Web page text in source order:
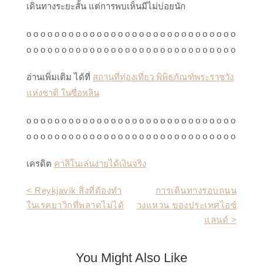
เดินทางระยะสั้น แต่การพบเห็นมีไม่บ่อยนัก
o o o o o o o o o o o o o o o o o o o o o o o o o o o o o o
o o o o o o o o o o o o o o o o o o o o o o o o o o o o o o
อ่านเพิ่มเติม ได้ที่ สถานที่ท่องเที่ยว พิพิธภัณฑ์พระราชวัง
แห่งชาติ ในซื่อหลิน
o o o o o o o o o o o o o o o o o o o o o o o o o o o o o o
o o o o o o o o o o o o o o o o o o o o o o o o o o o o o o
เครดิต คาสิโนเล่นง่ายได้เงินจริง
Post
navigation
< Reykjavík สิ่งที่ต้องทำ
ในเรคยาวิกที่พลาดไม่ได้
การเดินทางรอบถนน
วงแหวน ของประเทศไอซ์
แลนด์ >
You Might Also Like